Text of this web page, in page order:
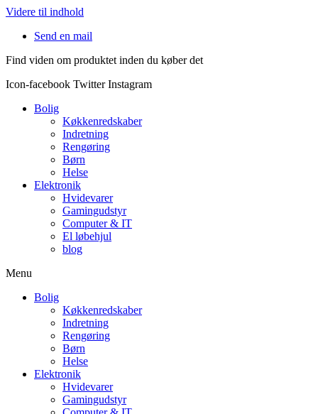
Videre til indhold
Send en mail
Find viden om produktet inden du køber det
Icon-facebook Twitter Instagram
Bolig
Køkkenredskaber
Indretning
Rengøring
Børn
Helse
Elektronik
Hvidevarer
Gamingudstyr
Computer & IT
El løbehjul
blog
Menu
Bolig
Køkkenredskaber
Indretning
Rengøring
Børn
Helse
Elektronik
Hvidevarer
Gamingudstyr